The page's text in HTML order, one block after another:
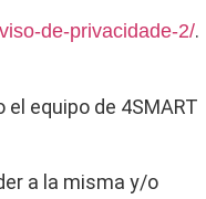
de-privacidade-2/.
equipo de 4SMART
a la misma y/o